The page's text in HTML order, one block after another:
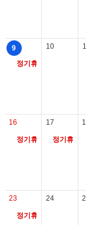
9 10
정기휴관일
16 17
정기휴관일 정기휴관일
23 24
정기휴관일